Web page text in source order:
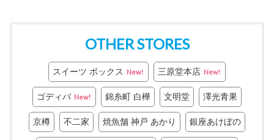
OTHER STORES
スイーツ ボックス New! 三原堂本店 New!
ゴディバ New! 錦糸町 白樺 文明堂 澤光青果
京樽 不二家 焼魚舗 神戸 あかり 銀座あけぼの